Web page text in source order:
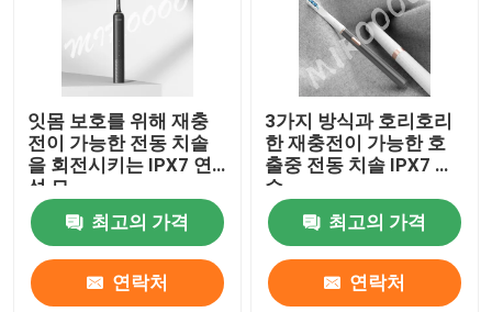
잇몸 보호를 위해 재충
전이 가능한 전동 치솔
을 회전시키는 IPX7 연
성 모
최고의 가격
연락처
3가지 방식과 호리호리
한 재충전이 가능한 호
출중 전동 치솔 IPX7 방
수
최고의 가격
연락처